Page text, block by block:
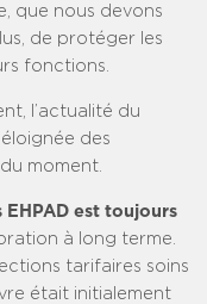
que nous devons
de protéger les
fonctions.
l’actualité du
des
moment.
est toujours
à long terme.
tarifaires soins
était initialement